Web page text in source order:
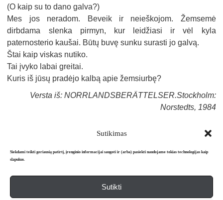
Sutikimas
Siekdami teikti geriausią patirtį, įrenginio informacijai saugoti ir (arba) pasiekti naudojame tokias technologijas kaip
slapukus.
Sutikti
(O kaip su to dano galva?)
Mes jos neradom. Beveik ir neieškojom. Žemsemė
dirbdama slenka pirmyn, kur leidžiasi ir vėl kyla
paternosterio kaušai. Būtų buvę sunku surasti jo galvą.
Štai kaip viskas nutiko.
Tai įvyko labai greitai.
Kuris iš jūsų pradėjo kalbą apie žemsiurbę?
Versta iš: NORRLANDSBERÄTTELSER.Stockholm:
Norstedts, 1984
Apie mus Redakcija Prenumerata